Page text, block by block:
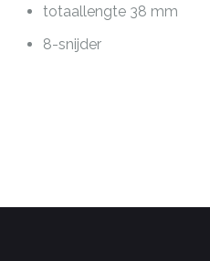
totaallengte 38 mm
8-snijder